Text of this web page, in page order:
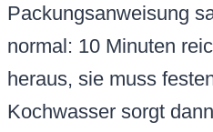
Packungsanweisung
normal: 10 Minuten
heraus, sie muss
Kochwasser sorgt